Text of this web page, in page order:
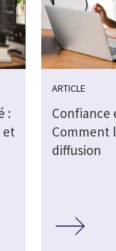
:
et
ARTICLE
Confiance
Comment
diffusion